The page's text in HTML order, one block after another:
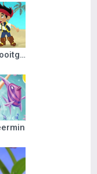
Jake en de Nooitgedacht Piraten